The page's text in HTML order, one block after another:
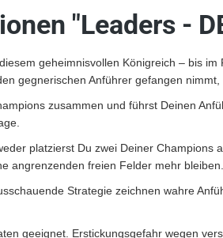
"Leaders -
geheimnisvollen Königreich – bis
gegnerischen Anführer gefangen nimmt,
zusammen und führst Deinen
platzierst Du zwei Deiner
angrenzenden freien Felder mehr bleiben.
Strategie zeichnen wahre
geeignet. Erstickungsgefahr wegen